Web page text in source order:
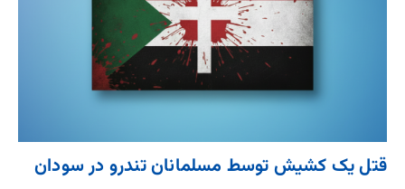
قتل یک کشیش توسط مسلمانان تندرو در سودان